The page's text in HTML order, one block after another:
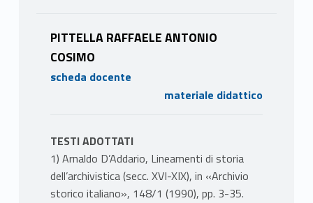
PITTELLA RAFFAELE ANTONIO
COSIMO
scheda docente
materiale didattico
TESTI ADOTTATI
1) Arnaldo D’Addario, Lineamenti di storia
dell’archivistica (secc. XVI-XIX), in «Archivio
storico italiano», 148/1 (1990), pp. 3-35.